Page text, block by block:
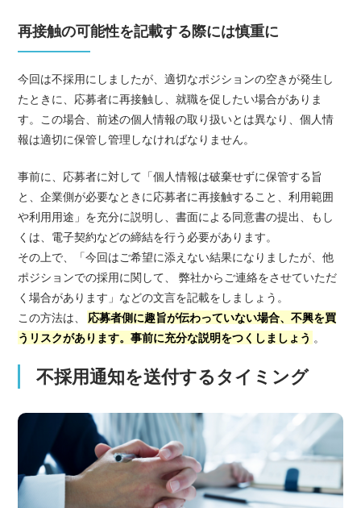
再接触の可能性を記載する際には慎重に
今回は不採用にしましたが、適切なポジションの空きが発生し
たときに、応募者に再接触し、就職を促したい場合がありま
す。この場合、前述の個人情報の取り扱いとは異なり、個人情
報は適切に保管し管理しなければなりません。
事前に、応募者に対して「個人情報は破棄せずに保管する旨
と、企業側が必要なときに応募者に再接触すること、利用範囲
や利用用途」を充分に説明し、書面による同意書の提出、もし
くは、電子契約などの締結を行う必要があります。
その上で、「今回はご希望に添えない結果になりましたが、他
ポジションでの採用に関して、 弊社からご連絡をさせていただ
く場合があります」などの文言を記載をしましょう。
この方法は、
応募者側に趣旨が伝わっていない場合、不興を買
うリスクがあります。事前に充分な説明をつくしましょう 。
不採用通知を送付するタイミング